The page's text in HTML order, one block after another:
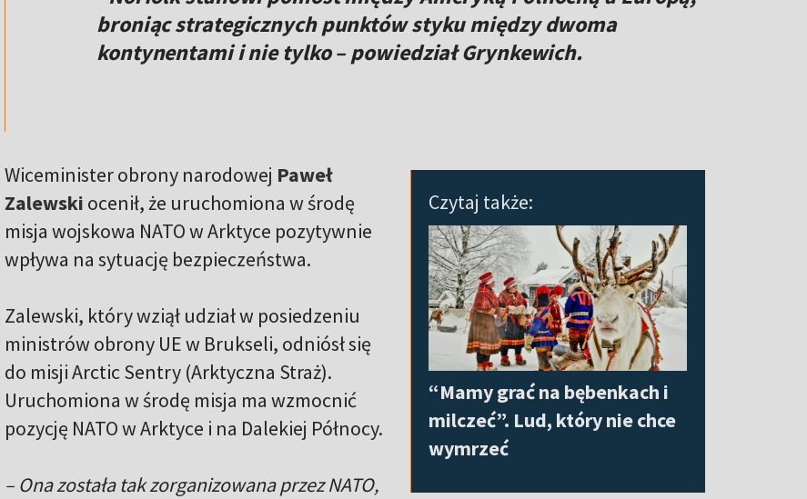
broniąc strategicznych punktów styku między dwoma
kontynentami i nie tylko – powiedział Grynkewich.
Czytaj także:
“Mamy grać na bębenkach i
milczeć”. Lud, który nie chce
wymrzeć
Wiceminister obrony narodowej Paweł
Zalewski ocenił, że uruchomiona w środę
misja wojskowa NATO w Arktyce pozytywnie
wpływa na sytuację bezpieczeństwa.
Zalewski, który wziął udział w posiedzeniu
ministrów obrony UE w Brukseli, odniósł się
do misji Arctic Sentry (Arktyczna Straż).
Uruchomiona w środę misja ma wzmocnić
pozycję NATO w Arktyce i na Dalekiej Północy.
– Ona została tak zorganizowana przez NATO,